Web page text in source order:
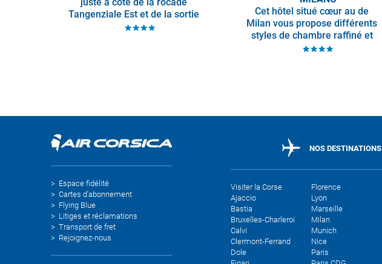
Tangenziale Est et de la sortie
autoroute A. L’arrêt du
Cet hôtel situé cœur au de
Milan vous propose différents
styles de chambre raffiné et
agréable. Il vous offre
Espace fidélité
Cartes d'abonnement
Flying Blue
Litiges et réclamations
Transport de fret
Rejoignez-nous
NOS DESTINATIONS
Visiter la Corse
Ajaccio
Bastia
Bruxelles-Charleroi
Calvi
Clermont-Ferrand
Dole
Florence
Lyon
Marseille
Milan
Munich
Nice
Paris